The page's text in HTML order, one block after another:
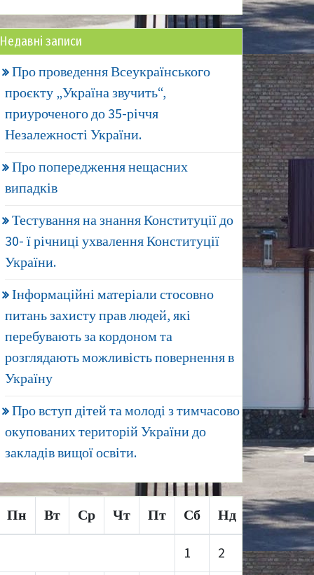
Недавні записи
Про проведення Всеукраїнського
проєкту „Україна звучить“,
приуроченого до 35-річчя
Незалежності України.
Про попередження нещасних
випадків
Тестування на знання Конституції до
30- ї річниці ухвалення Конституції
України.
Інформаційні матеріали стосовно
питань захисту прав людей, які
перебувають за кордоном та
розглядають можливість повернення в
Україну
Про вступ дітей та молоді з тимчасово
окупованих територій України до
закладів вищої освіти.
Пн Вт Ср Чт Пт Сб Нд
1 2